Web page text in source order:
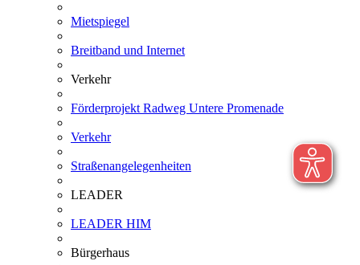
Mietspiegel
Breitband und Internet
Verkehr
Förderprojekt Radweg Untere Promenade
Verkehr
Straßenangelegenheiten
LEADER
LEADER HIM
Bürgerhaus